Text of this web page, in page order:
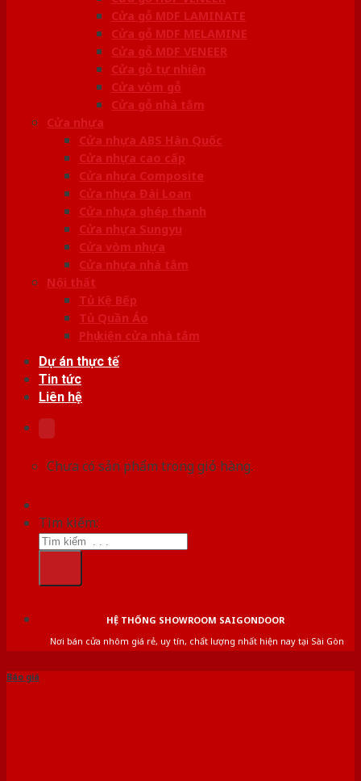
Cửa gỗ MDF LAMINATE
Cửa gỗ MDF MELAMINE
Cửa gỗ MDF VENEER
Cửa gỗ tự nhiên
Cửa vòm gỗ
Cửa gỗ nhà tắm
Cửa nhựa
Cửa nhựa ABS Hàn Quốc
Cửa nhựa cao cấp
Cửa nhựa Composite
Cửa nhựa Đài Loan
Cửa nhựa ghép thanh
Cửa nhựa Sungyu
Cửa vòm nhựa
Cửa nhựa nhà tắm
Nội thất
Tủ Kệ Bếp
Tủ Quần Áo
Phụ kiện cửa nhà tắm
Dự án thực tế
Tin tức
Liên hệ
Chưa có sản phẩm trong giỏ hàng.
Tìm kiếm:
HỆ THỐNG SHOWROOM SAIGONDOOR
Nơi bán cửa nhôm giá rẻ, uy tín, chất lượng nhất hiện nay tại Sài Gòn
Báo giá